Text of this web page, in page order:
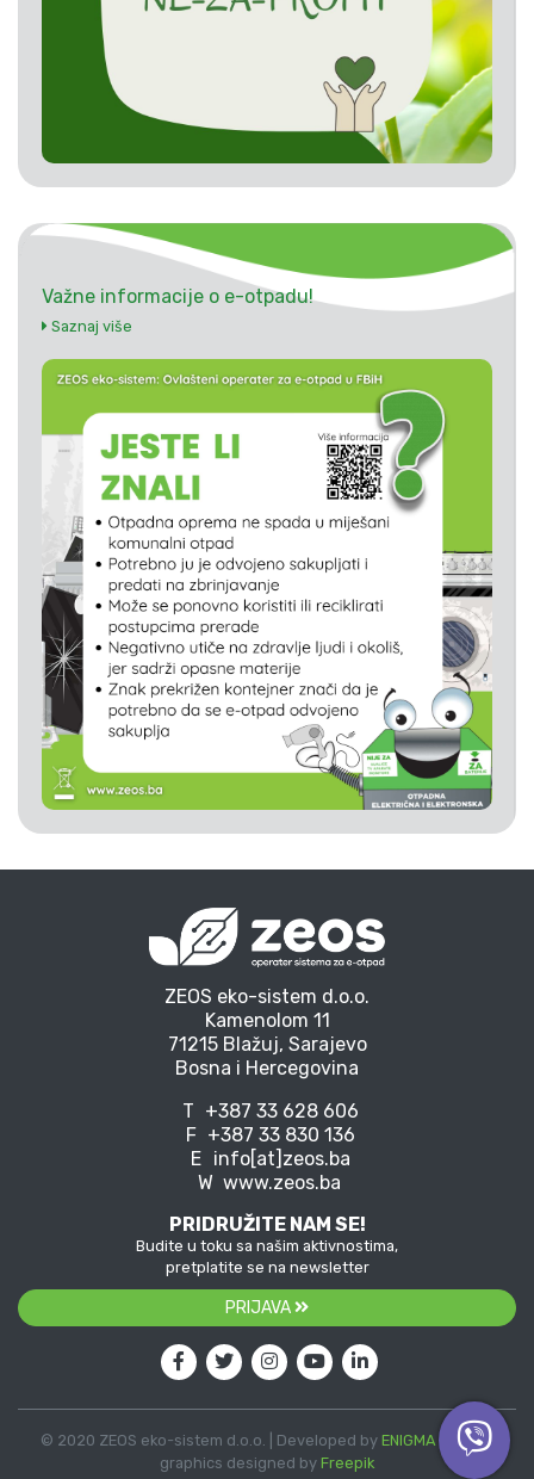
Važne informacije o e-otpadu!
Saznaj više
ZEOS eko-sistem d.o.o.
Kamenolom 11
71215 Blažuj, Sarajevo
Bosna i Hercegovina
T +387 33 628 606
F +387 33 830 136
E info[at]zeos.ba
W www.zeos.ba
PRIDRUŽITE NAM SE!
Budite u toku sa našim aktivnostima,
pretplatite se na newsletter
PRIJAVA
© 2020 ZEOS eko-sistem d.o.o. | Developed by ENIGMA| Vector
graphics designed by Freepik